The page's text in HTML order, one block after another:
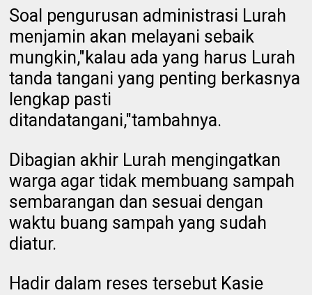
Soal pengurusan administrasi Lurah
menjamin akan melayani sebaik
mungkin,"kalau ada yang harus Lurah
tanda tangani yang penting berkasnya
lengkap pasti
ditandatangani,"tambahnya.
Dibagian akhir Lurah mengingatkan
warga agar tidak membuang sampah
sembarangan dan sesuai dengan
waktu buang sampah yang sudah
diatur.
Hadir dalam reses tersebut Kasie